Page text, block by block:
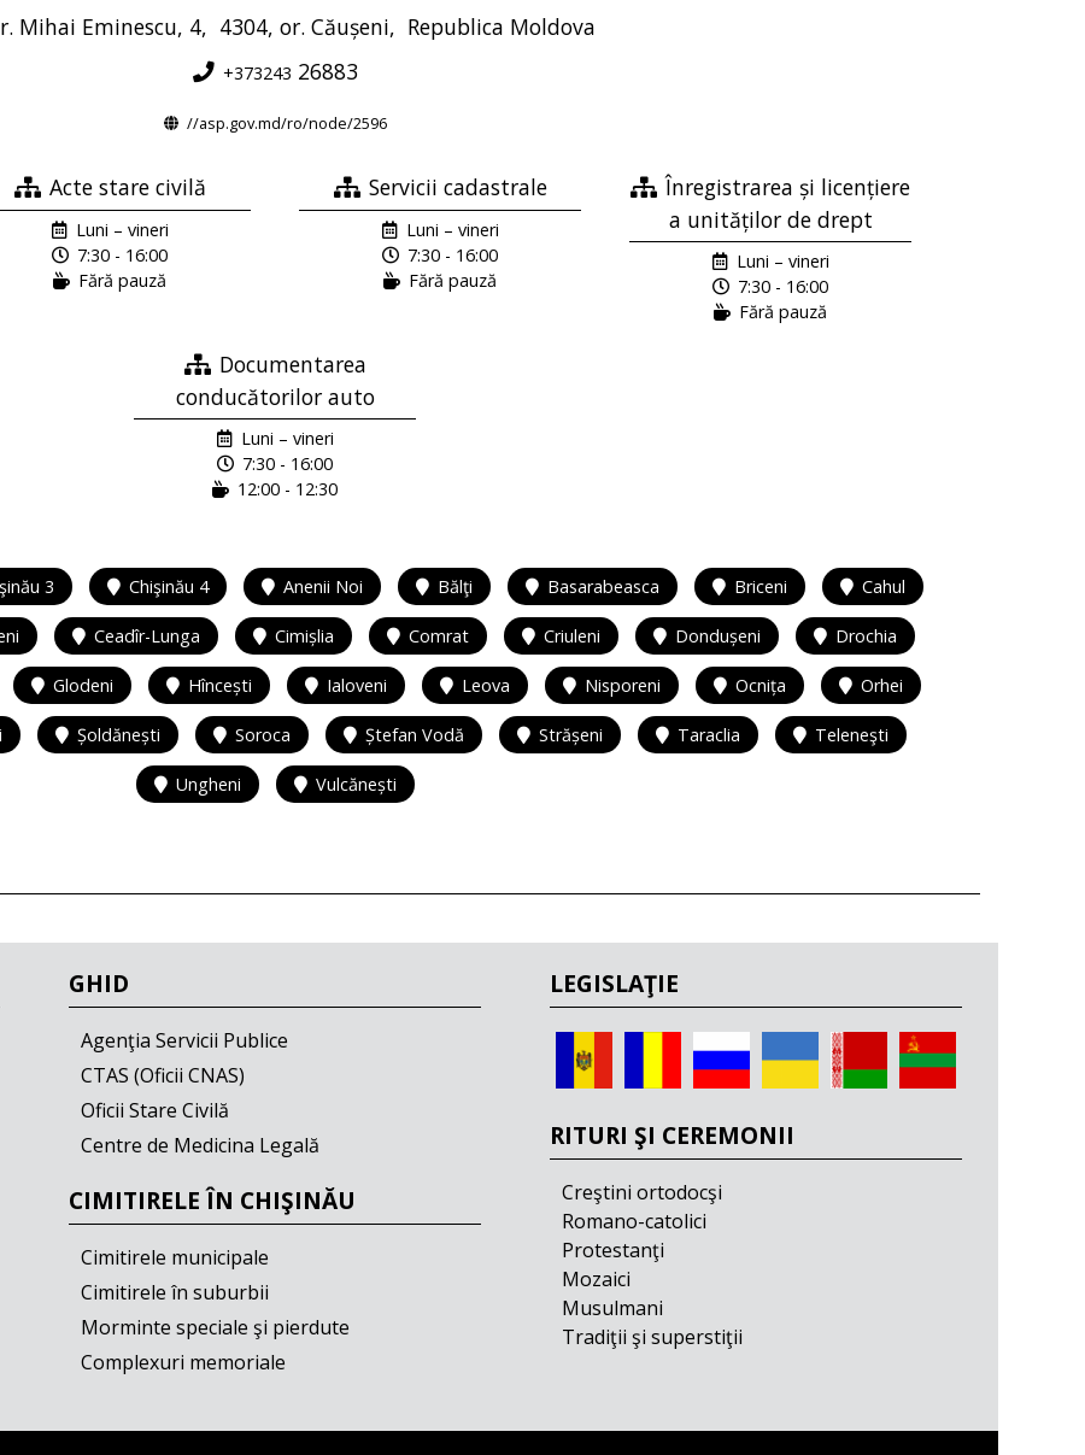
Mihai Eminescu, 4, 4304, or. Căușeni, Republica Moldova
+373243 26883
//asp.gov.md/ro/node/2596
Acte stare civilă
Luni – vineri
7:30 - 16:00
Fără pauză
Servicii cadastrale
Luni – vineri
7:30 - 16:00
Fără pauză
Înregistrarea și licențiere
a unităților de drept
Luni – vineri
7:30 - 16:00
Fără pauză
Documentarea
conducătorilor auto
Luni – vineri
7:30 - 16:00
12:00 - 12:30
3 Chişinău 4 Anenii Noi Bălţi Basarabeasca Briceni Cahul
Ceadîr-Lunga Cimișlia Comrat Criuleni Dondușeni Drochia
Glodeni Hîncești Ialoveni Leova Nisporeni Ocnița Orhei
Șoldănești Soroca Ștefan Vodă Strășeni Taraclia Teleneşti
Ungheni Vulcănești
GHID
Agenţia Servicii Publice
CTAS (Oficii CNAS)
Oficii Stare Civilă
Centre de Medicina Legală
CIMITIRELE ÎN CHIŞINĂU
Cimitirele municipale
Cimitirele în suburbii
Morminte speciale şi pierdute
Complexuri memoriale
LEGISLAŢIE
RITURI ŞI CEREMONII
Creştini ortodocşi
Romano-catolici
Protestanţi
Mozaici
Musulmani
Tradiţii şi superstiţii